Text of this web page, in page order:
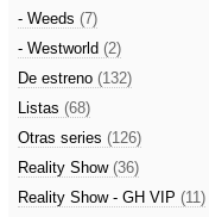
- Weeds (7)
- Westworld (2)
De estreno (132)
Listas (68)
Otras series (126)
Reality Show (36)
Reality Show - GH VIP (11)